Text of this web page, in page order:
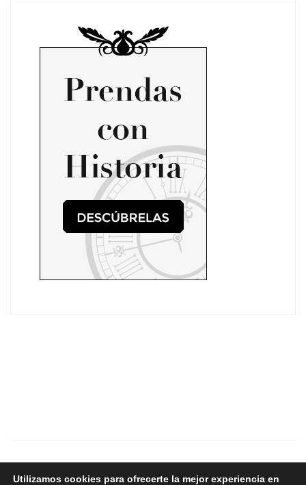
Copyright © 2024 - Aurum
Utilizamos cookies para ofrecerte la mejor experiencia en